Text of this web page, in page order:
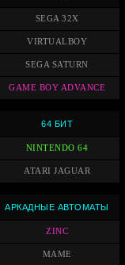
SEGA 32X
VIRTUALBOY
SEGA SATURN
GAME BOY ADVANCE
64 БИТ
NINTENDO 64
ATARI JAGUAR
АРКАДНЫЕ АВТОМАТЫ
ZINC
MAME